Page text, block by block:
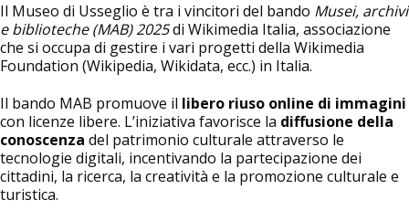
Il Museo di Usseglio è tra i vincitori del bando Musei, archivi
e biblioteche (MAB) 2025di Wikimedia Italia, associazione
che si occupa di gestire i vari progetti della Wikimedia
Foundation (Wikipedia, Wikidata, ecc.) in Italia.
Il bando MAB promuove il libero riuso online di immagini
con licenze libere. L’iniziativa favorisce la diffusione della
conoscenza del patrimonio culturale attraverso le
tecnologie digitali, incentivando la partecipazione dei
cittadini, la ricerca, la creatività e la promozione culturale e
turistica.